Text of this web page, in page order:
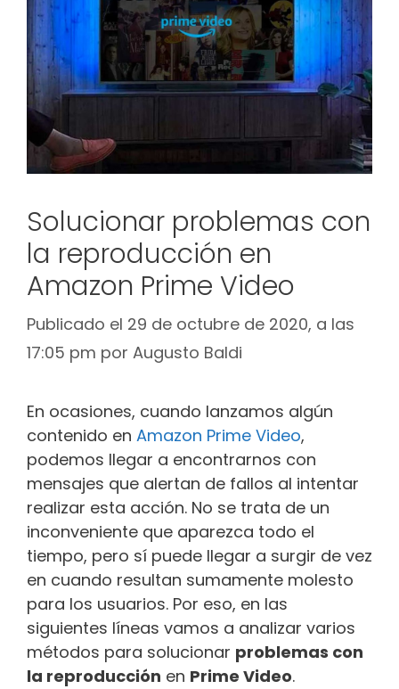
Solucionar problemas con
la reproducción en
Amazon Prime Video
Publicado el 29 de octubre de 2020, a las
17:05 pm por Augusto Baldi
En ocasiones, cuando lanzamos algún
contenido en Amazon Prime Video,
podemos llegar a encontrarnos con
mensajes que alertan de fallos al intentar
realizar esta acción. No se trata de un
inconveniente que aparezca todo el
tiempo, pero sí puede llegar a surgir de vez
en cuando resultan sumamente molesto
para los usuarios. Por eso, en las
siguientes líneas vamos a analizar varios
métodos para solucionar problemas con
la reproducción en Prime Video.